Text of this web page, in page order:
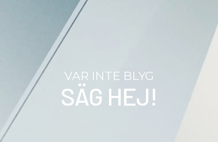
VAR INTE BLYG
SÄG HEJ!